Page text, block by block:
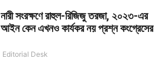
নারী সংরক্ষণে রাহুল-রিজিজু তরজা, ২০২৩-এর
আইন কেন এখনও কার্যকর নয় প্রশ্ন কংগ্রেসের
Editorial Desk